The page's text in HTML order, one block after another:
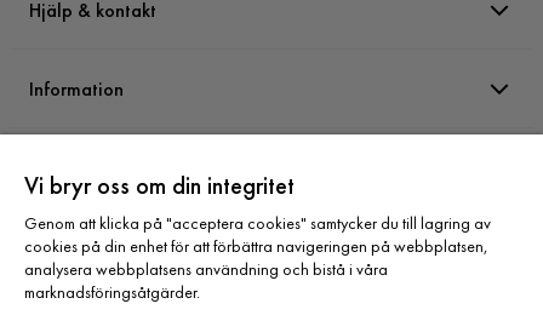
Hjälp & kontakt
Information
Sortiment
Vi bryr oss om din integritet
Genom att klicka på "acceptera cookies" samtycker du till lagring av
cookies på din enhet för att förbättra navigeringen på webbplatsen,
analysera webbplatsens användning och bistå i våra
marknadsföringsåtgärder.